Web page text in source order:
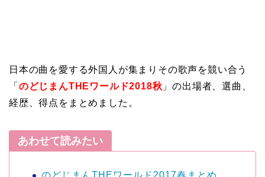
日本の曲を愛する外国人が集まりその歌声を競い合う
「 のどじまんTHEワールド2018秋 」の出場者、選曲、
経歴、得点をまとめました。
あわせて読みたい